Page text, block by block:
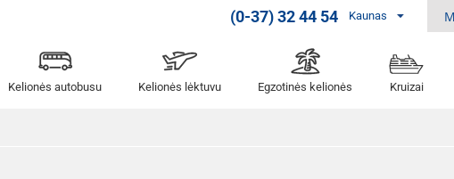
(0-37) 32 44 54 Kaunas
Kelionės autobusu Kelionės lėktuvu Egzotinės kelionės Kruizai